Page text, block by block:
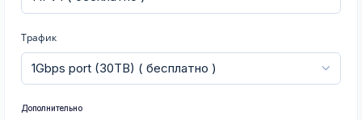
Трафик
Дополнительно